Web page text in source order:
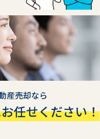
産売却なら
任せください！